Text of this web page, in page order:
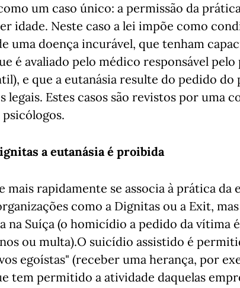
um caso único: a permissão da
idade. Neste caso a lei impõe como
uma doença incurável, que tenham
é avaliado pelo médico responsável
e que a eutanásia resulte do pedido do
legais. Estes casos são revistos por uma
a eutanásia é proibida
mais rapidamente se associa à prática da
como a Dignitas ou a Exit,
na Suíça (o homicídio a pedido da vítima
ou multa).O suicídio assistido é
egoístas" (receber uma herança, por
tem permitido a atividade daquelas